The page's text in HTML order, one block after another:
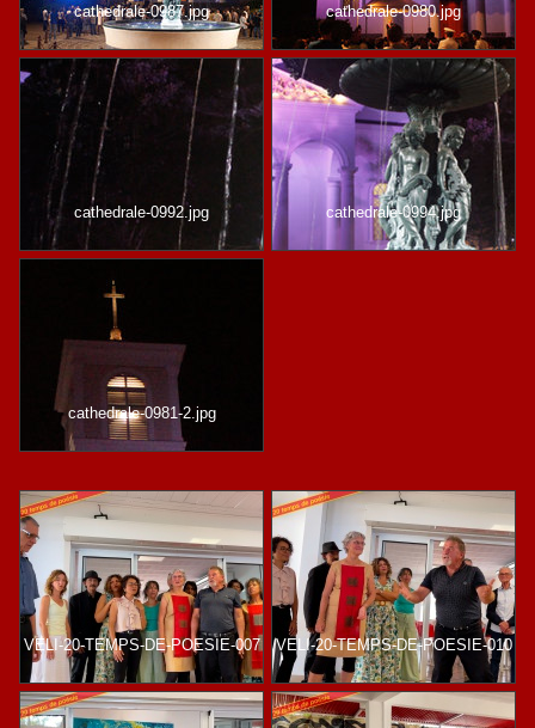
cathedrale-0987.jpg cathedrale-0980.jpg
cathedrale-0992.jpg cathedrale-0994.jpg
cathedrale-0981-2.jpg
VELI-20-TEMPS-DE-POESIE-007 VELI-20-TEMPS-DE-POESIE-010